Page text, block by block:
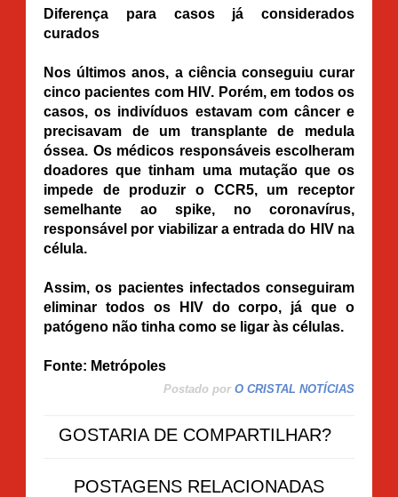
Diferença para casos já considerados
curados
Nos últimos anos, a ciência conseguiu curar
cinco pacientes com HIV. Porém, em todos os
casos, os indivíduos estavam com câncer e
precisavam de um transplante de medula
óssea. Os médicos responsáveis escolheram
doadores que tinham uma mutação que os
impede de produzir o CCR5, um receptor
semelhante ao spike, no coronavírus,
responsável por viabilizar a entrada do HIV na
célula.
Assim, os pacientes infectados conseguiram
eliminar todos os HIV do corpo, já que o
patógeno não tinha como se ligar às células.
Fonte: Metrópoles
Postado por O CRISTAL NOTÍCIAS
GOSTARIA DE COMPARTILHAR?
POSTAGENS RELACIONADAS